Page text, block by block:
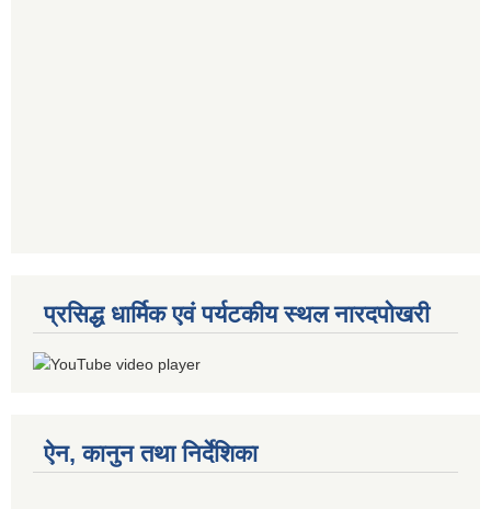
प्रसिद्ध धार्मिक एवं पर्यटकीय स्थल नारदपोखरी
ऐन, कानुन तथा निर्देशिका